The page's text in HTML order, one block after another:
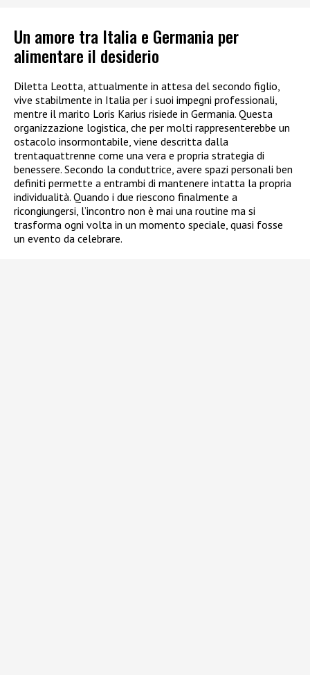
Un amore tra Italia e Germania per
alimentare il desiderio
Diletta Leotta, attualmente in attesa del secondo figlio,
vive stabilmente in Italia per i suoi impegni professionali,
mentre il marito Loris Karius risiede in Germania. Questa
organizzazione logistica, che per molti rappresenterebbe un
ostacolo insormontabile, viene descritta dalla
trentaquattrenne come una vera e propria strategia di
benessere. Secondo la conduttrice, avere spazi personali ben
definiti permette a entrambi di mantenere intatta la propria
individualità. Quando i due riescono finalmente a
ricongiungersi, l’incontro non è mai una routine ma si
trasforma ogni volta in un momento speciale, quasi fosse
un evento da celebrare.